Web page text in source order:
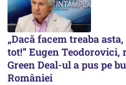
„Dacă facem treaba
tot!” Eugen Teodorovici,
Green Deal-ul a pus pe
României